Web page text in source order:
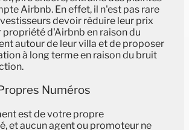
Airbnb. En effet, il n'est pas rare
devoir réduire leur prix
propriété d'Airbnb en raison du
autour de leur villa et de proposer
à long terme en raison du bruit
Numéros
est de votre propre
et aucun agent ou promoteur ne